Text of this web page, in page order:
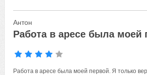
Антон
Работа в аресе была моей
Работа в аресе была моей первой. Я только